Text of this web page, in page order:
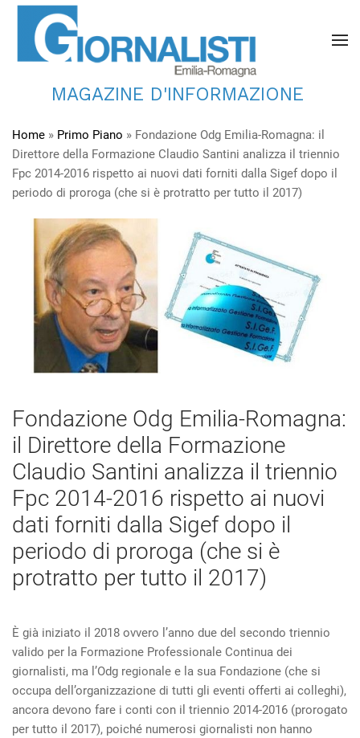
MAGAZINE D'INFORMAZIONE
Home » Primo Piano » Fondazione Odg Emilia-Romagna: il
Direttore della Formazione Claudio Santini analizza il triennio
Fpc 2014-2016 rispetto ai nuovi dati forniti dalla Sigef dopo il
periodo di proroga (che si è protratto per tutto il 2017)
Fondazione Odg Emilia-Romagna:
il Direttore della Formazione
Claudio Santini analizza il triennio
Fpc 2014-2016 rispetto ai nuovi
dati forniti dalla Sigef dopo il
periodo di proroga (che si è
protratto per tutto il 2017)
È già iniziato il 2018 ovvero l’anno due del secondo triennio
valido per la Formazione Professionale Continua dei
giornalisti, ma l’Odg regionale e la sua Fondazione (che si
occupa dell’organizzazione di tutti gli eventi offerti ai colleghi),
ancora devono fare i conti con il triennio 2014-2016 (prorogato
per tutto il 2017), poiché numerosi giornalisti non hanno